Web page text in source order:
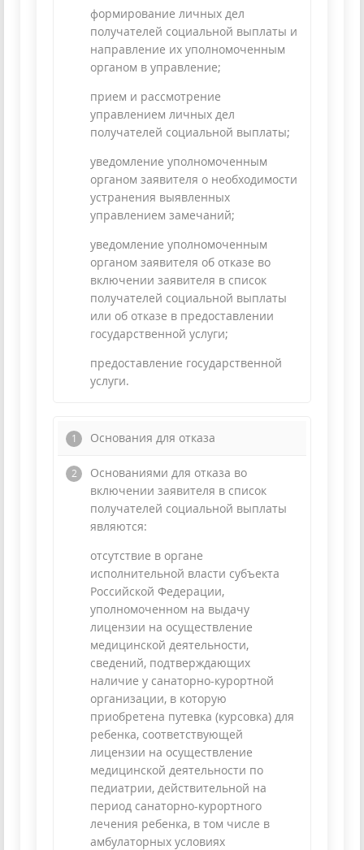
формирование личных дел
получателей социальной выплаты и
направление их уполномоченным
органом в управление;
прием и рассмотрение
управлением личных дел
получателей социальной выплаты;
уведомление уполномоченным
органом заявителя о необходимости
устранения выявленных
управлением замечаний;
уведомление уполномоченным
органом заявителя об отказе во
включении заявителя в список
получателей социальной выплаты
или об отказе в предоставлении
государственной услуги;
предоставление государственной
услуги.
Основания для отказа
Основаниями для отказа во
включении заявителя в список
получателей социальной выплаты
являются:
отсутствие в органе
исполнительной власти субъекта
Российской Федерации,
уполномоченном на выдачу
лицензии на осуществление
медицинской деятельности,
сведений, подтверждающих
наличие у санаторно-курортной
организации, в которую
приобретена путевка (курсовка) для
ребенка, соответствующей
лицензии на осуществление
медицинской деятельности по
педиатрии, действительной на
период санаторно-курортного
лечения ребенка, в том числе в
амбулаторных условиях